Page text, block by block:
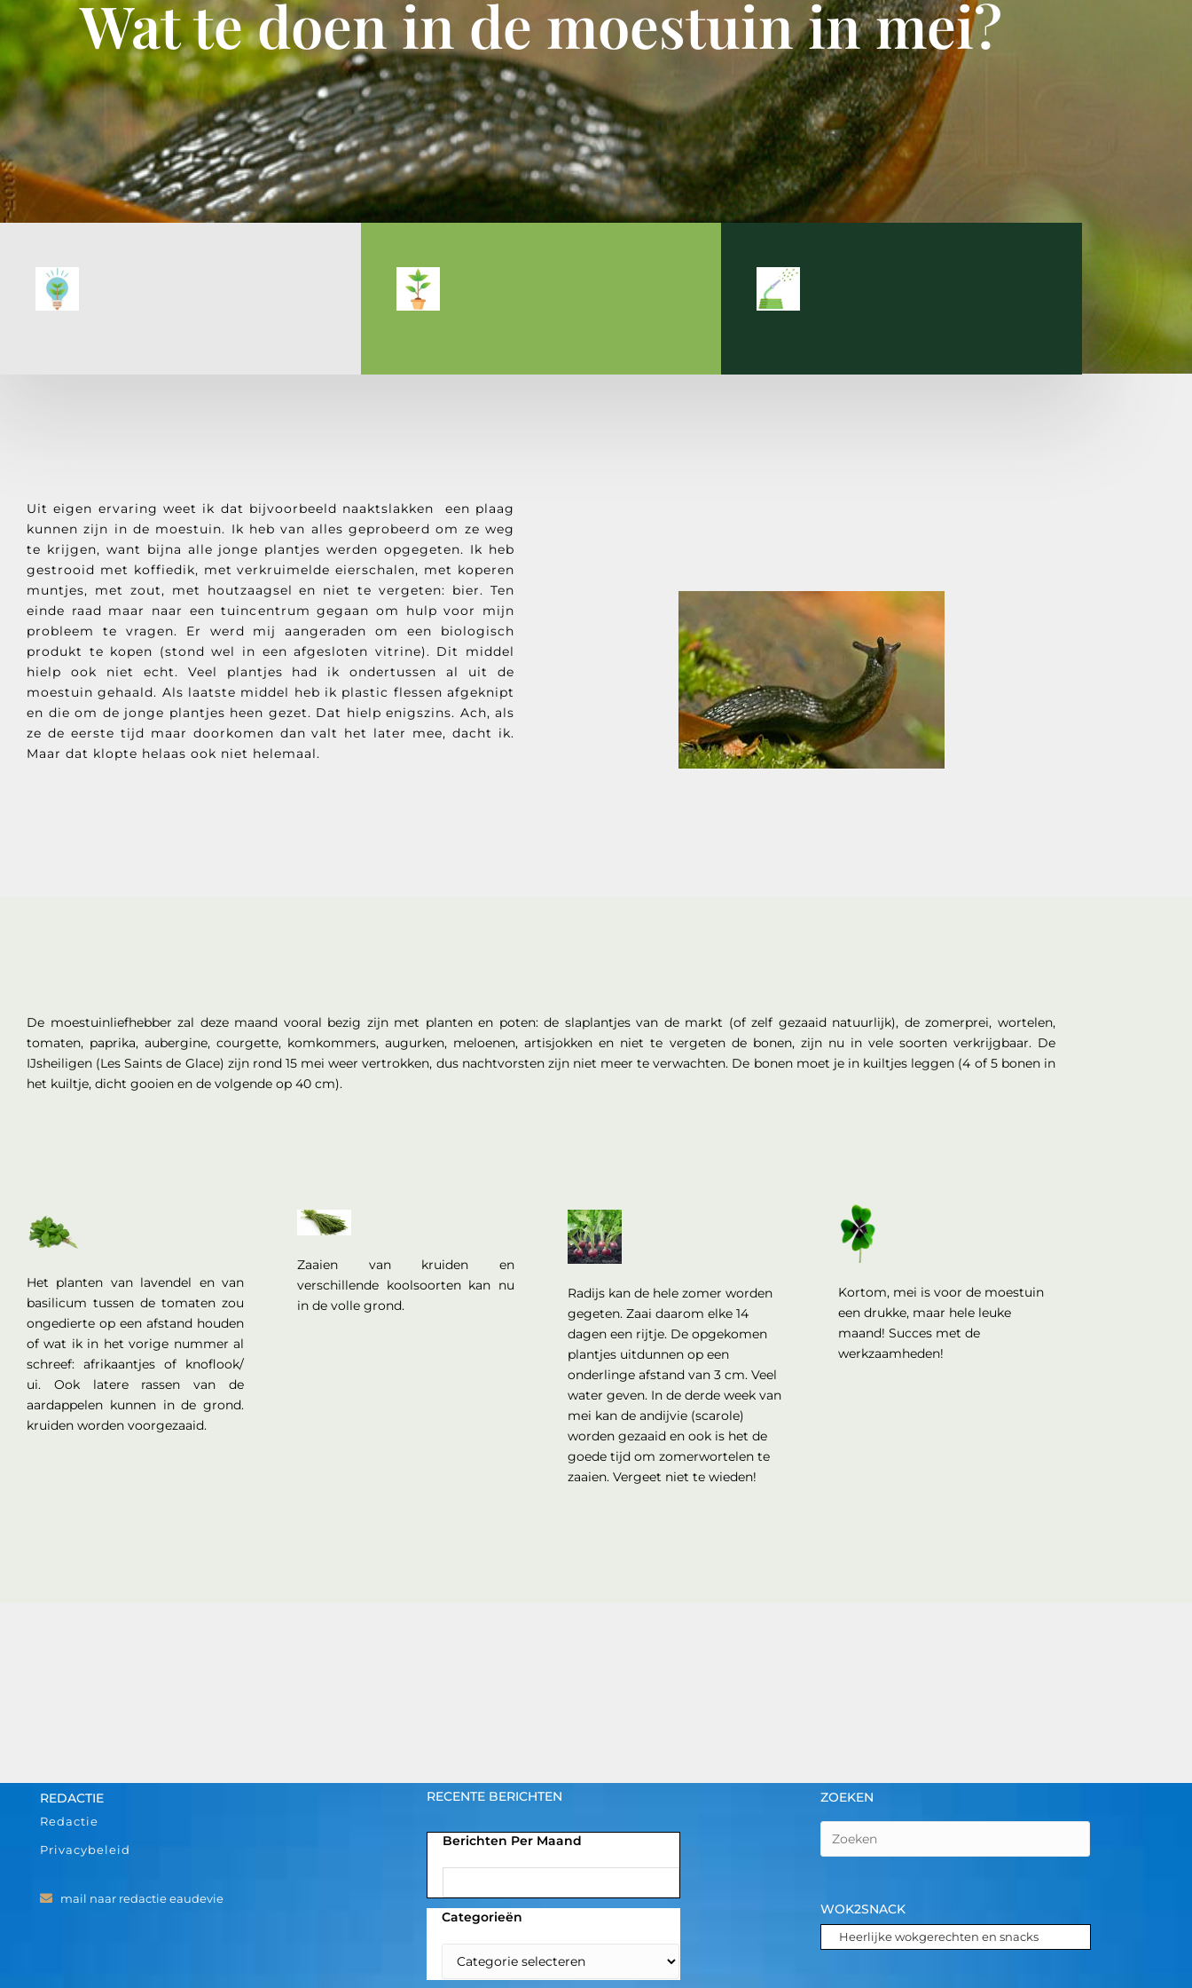
Wat te doen in de moestuin in mei?
Uit eigen ervaring weet ik dat bijvoorbeeld naaktslakken een plaag
kunnen zijn in de moestuin. Ik heb van alles geprobeerd om ze weg
te krijgen, want bijna alle jonge plantjes werden opgegeten. Ik heb
gestrooid met koffiedik, met verkruimelde eierschalen, met koperen
muntjes, met zout, met houtzaagsel en niet te vergeten: bier. Ten
einde raad maar naar een tuincentrum gegaan om hulp voor mijn
probleem te vragen. Er werd mij aangeraden om een biologisch
produkt te kopen (stond wel in een afgesloten vitrine). Dit middel
hielp ook niet echt. Veel plantjes had ik ondertussen al uit de
moestuin gehaald. Als laatste middel heb ik plastic flessen afgeknipt
en die om de jonge plantjes heen gezet. Dat hielp enigszins. Ach, als
ze de eerste tijd maar doorkomen dan valt het later mee, dacht ik.
Maar dat klopte helaas ook niet helemaal.
De moestuinliefhebber zal deze maand vooral bezig zijn met planten en poten: de slaplantjes van de markt (of zelf gezaaid natuurlijk), de zomerprei, wortelen,
tomaten, paprika, aubergine, courgette, komkommers, augurken, meloenen, artisjokken en niet te vergeten de bonen, zijn nu in vele soorten verkrijgbaar. De
IJsheiligen (Les Saints de Glace) zijn rond 15 mei weer vertrokken, dus nachtvorsten zijn niet meer te verwachten. De bonen moet je in kuiltjes leggen (4 of 5 bonen in
het kuiltje, dicht gooien en de volgende op 40 cm).
Het planten van lavendel en van
basilicum tussen de tomaten zou
ongedierte op een afstand houden
of wat ik in het vorige nummer al
schreef: afrikaantjes of knoflook/
ui. Ook latere rassen van de
aardappelen kunnen in de grond.
kruiden worden voorgezaaid.
Zaaien van kruiden en
verschillende koolsoorten kan nu
in de volle grond.
Radijs kan de hele zomer worden
gegeten. Zaai daarom elke 14
dagen een rijtje. De opgekomen
plantjes uitdunnen op een
onderlinge afstand van 3 cm. Veel
water geven. In de derde week van
mei kan de andijvie (scarole)
worden gezaaid en ook is het de
goede tijd om zomerwortelen te
zaaien. Vergeet niet te wieden!
Kortom, mei is voor de moestuin
een drukke, maar hele leuke
maand! Succes met de
werkzaamheden!
REDACTIE
Redactie
Privacybeleid
mail naar redactie eaudevie
RECENTE BERICHTEN
Berichten Per Maand
Categorieën
ZOEKEN
WOK2SNACK
Heerlijke wokgerechten en snacks